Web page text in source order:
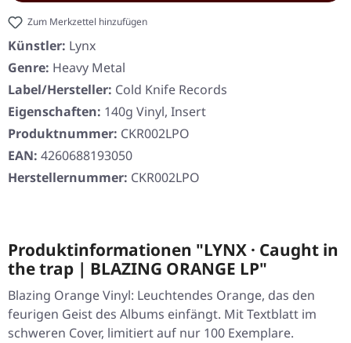
Zum Merkzettel hinzufügen
Künstler: Lynx
Genre: Heavy Metal
Label/Hersteller: Cold Knife Records
Eigenschaften: 140g Vinyl, Insert
Produktnummer: CKR002LPO
EAN: 4260688193050
Herstellernummer: CKR002LPO
Produktinformationen "LYNX · Caught in
the trap | BLAZING ORANGE LP"
Blazing Orange Vinyl: Leuchtendes Orange, das den
feurigen Geist des Albums einfängt. Mit Textblatt im
schweren Cover, limitiert auf nur 100 Exemplare.